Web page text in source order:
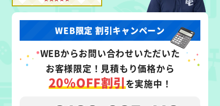
WEB限定 割引キャンペーン
WEBからお問い合わせいただいた
お客様限定！ 見積もり価格から
20%OFF割引を実施中！